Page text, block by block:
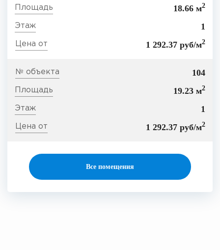
18.66 м2
1
1 292.37 руб/м2
104
19.23 м2
1
1 292.37 руб/м2
Все помещения